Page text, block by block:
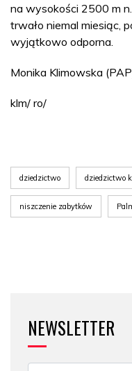
na wysokości 2500 m
trwało niemal miesiąc,
wyjątkowo odporna.
Monika Klimowska
klm/ ro/
dziedzictwo dziedzictwo
niszczenie zabytków
NEWSLETTER